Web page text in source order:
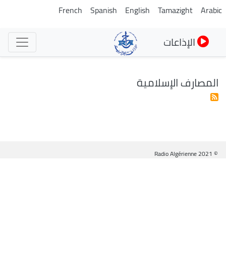
تجاوز
Arabic
Tamazight
English
Spanish
French
الإذاعات
المصارف الإسلامية
© Radio Algérienne 2021